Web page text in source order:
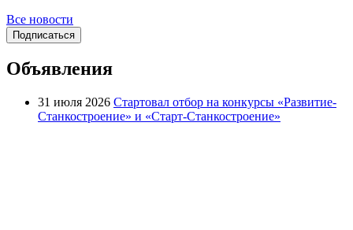
Все новости
Подписаться
Объявления
31 июля 2026 Стартовал отбор на конкурсы «Развитие-
Станкостроение» и «Старт-Станкостроение»